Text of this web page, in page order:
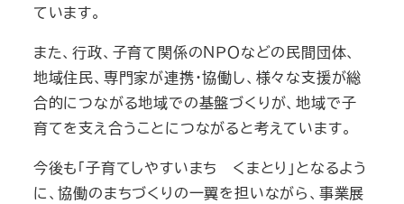
ています。
また、行政、子育て関係のＮＰＯなどの民間団体、
地域住民、専門家が連携・協働し、様々な支援が総
合的につながる地域での基盤づくりが、地域で子
育てを支え合うことにつながると考えています。
今後も「子育てしやすいまち くまとり」となるよう
に、協働のまちづくりの一翼を担いながら、事業展